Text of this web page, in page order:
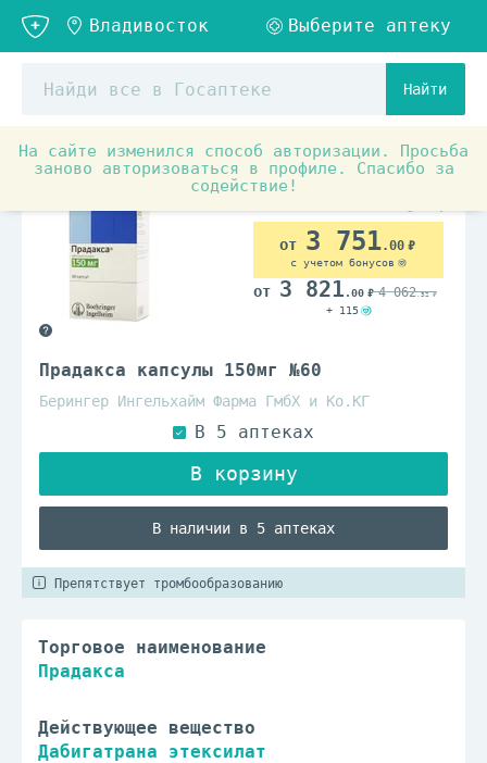
Найти
На сайте изменился способ авторизации. Просьба
заново авторизоваться в профиле. Спасибо за
содействие!
Аптечные товары Препараты при заболеваниях
Прадакса капсулы 150мг №60
Берингер Ингельхайм Фарма ГмбХ и Ко.КГ
В наличии в 5 аптеках
3 751.00
с учетом бонусов
3 821 .00 4 062.32
+ 115
Препятствует тромбообразованию
Торговое наименование
Прадакса
Действующее вещество
Дабигатрана этексилат